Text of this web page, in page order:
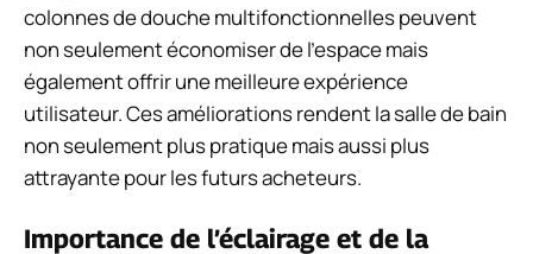
colonnes de douche multifonctionnelles peuvent
non seulement économiser de l’espace mais
également offrir une meilleure expérience
utilisateur. Ces améliorations rendent la salle de bain
non seulement plus pratique mais aussi plus
attrayante pour les futurs acheteurs.
Importance de l’éclairage et de la